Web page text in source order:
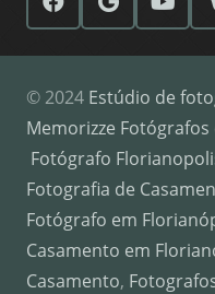
© 2024 Estúdio de
Memorizze Fotógrafos
Fotógrafo
Fotografia de
Fotógrafo em
Casamento em
Casamento,